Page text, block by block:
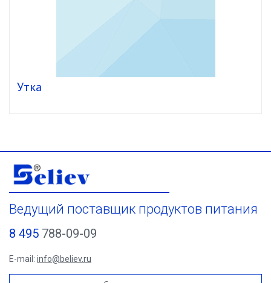
Утка
Ведущий поставщик продуктов питания
8 495 788-09-09
E-mail: info@believ.ru